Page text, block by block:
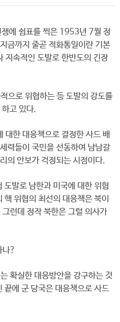
에 쉼표를 찍은 1953년 7월 정
금까지 줄곧 적화통일이란 기본
지속적인 도발로 한반도의 긴장
으로 위협하는 등 도발의 강도를
고 있다.
한 대응책으로 결정한 사드 배
력들이 국민을 선동하여 남남갈
의 안보가 걱정되는 시점이다.
도발로 남한과 미국에 대한 위협
위협의 최선의 대응책은 북이
런데 정작 북한은 그럴 의사가
나?
확실한 대응방안을 강구하는 것
끝에 군 당국은 대응책으로 사드